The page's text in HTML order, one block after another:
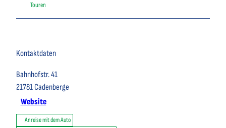
Touren
Kontaktdaten
Bahnhofstr. 41
21781 Cadenberge
Website
Anreise mit dem Auto